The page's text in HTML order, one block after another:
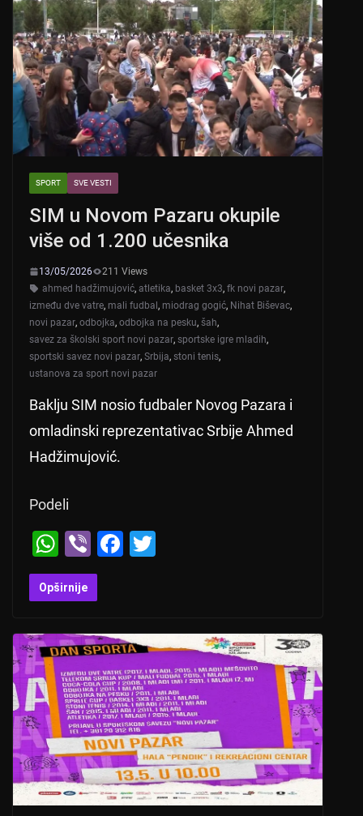
SPORT SVE VESTI
SIM u Novom Pazaru okupile
više od 1.200 učesnika
13/05/2026
211 Views
ahmed hadžimujović, atletika, basket 3x3, fk novi pazar,
između dve vatre, mali fudbal, miodrag gogić, Nihat Biševac,
novi pazar, odbojka, odbojka na pesku, šah,
savez za školski sport novi pazar, sportske igre mladih,
sportski savez novi pazar, Srbija, stoni tenis,
ustanova za sport novi pazar
Baklju SIM nosio fudbaler Novog Pazara i
omladinski reprezentativac Srbije Ahmed
Hadžimujović.
Podeli
W
h
at
A
p
p
Vi
b
er
F
b
o
o
k
Opširnije